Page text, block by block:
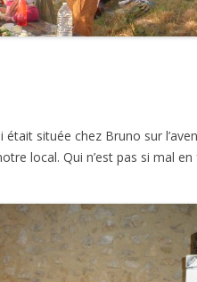
VÉLO
GRATIFERIAS
située chez Bruno sur
local. Qui n’est pas si mal